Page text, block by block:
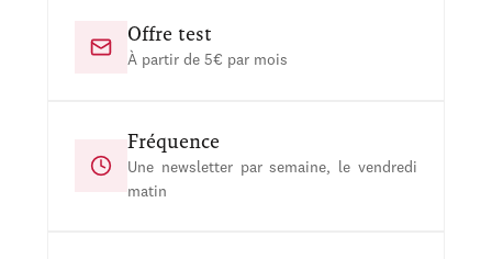
Offre test
À partir de 5€ par mois
Fréquence
Une newsletter par semaine, le vendredi
matin